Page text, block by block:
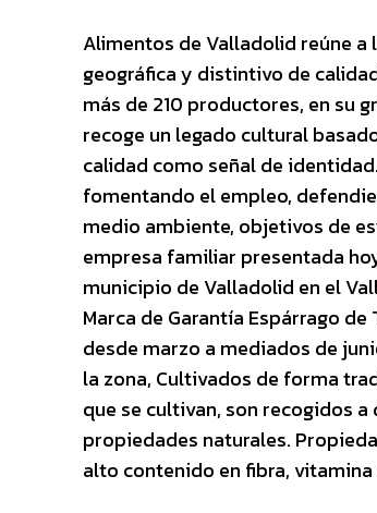
Alimentos de Valladolid reúne
geográfica y distintivo de
más de 210 productores, en su
recoge un legado cultural
calidad como señal de
fomentando el empleo,
medio ambiente, objetivos de
empresa familiar presentada
municipio de Valladolid en el
Marca de Garantía Espárrago
desde marzo a mediados de
la zona, Cultivados de forma
que se cultivan, son recogidos
propiedades naturales.
alto contenido en fibra,